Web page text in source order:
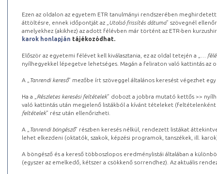
Ezen az oldalon az egyetem ETR tanulmányi rendszerében
áttöltésre, ennek időpontját az „ Utolsó frissítés dátuma” szövegnél
amelyekhez (akikhez) az adott félévben már történt az ETR-ben
karok honlapján tájékozódhat.
Először az egyetemi félévet kell kiválasztania, ez az oldal tetején a „
…
nyílhegyekkel lépegetve lehetséges. Magán a feliraton való kattintás az
A „ Tanrendi kereső” mezőbe írt szöveggel általános keresést végezhet
Ha a „ Részletes keresési feltételek” dobozt a jobbra mutató kettős >>
való kattintás után megjelenő listákból a kívánt tételeket (feltételenként
feltételek” rész után ellenőrizheti.
A „ Tanrendi böngésző” részben keresés nélkül, rendezett listákat
lehet elkezdeni (oktatók, szakok, képzési programok, tanszékek, ill.
A böngésző és a kereső többoszlopos eredménylistái általában a
(egyszer az emelkedő, kétszer a csökkenő sorrendhez). Az aktuális